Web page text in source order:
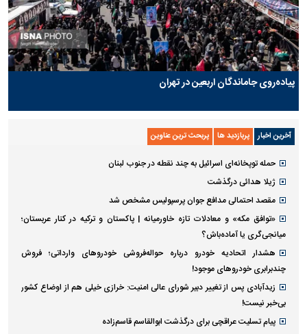
پیاده‌روی جاماندگان اربعین در تهران
آخرین اخبار پربازدید ها پربحث ترین عناوین
حمله توپخانه‌ای اسرائیل به چند نقطه در جنوب لبنان
ژیلا هدائی درگذشت
مقصد احتمالی مدافع جوان پرسپولیس مشخص شد
«توافق مکه» و معادلات تازه خاورمیانه | پاکستان و ترکیه در کنار عربستان؛
میانجی‌گری یا آماده‌باش؟
هشدار اتحادیه خودرو درباره حواله‌فروشی خودروهای وارداتی‌؛ فروش
چندبرابری خودروهای موجود!
زیدآبادی پس از تغییر دبیر شورای عالی امنیت: خرازی خیلی هم از اوضاع کشور
بی‌خبر نیست!
پیام تسلیت عراقچی برای درگذشت ابوالقاسم قاسم‌زاده